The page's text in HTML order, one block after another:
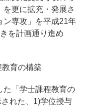
更に拡充・発展さ
ン専攻」を平成21年
を計画通り進め
教育の構築
た「学士課程教育の
れた、1)学位授与